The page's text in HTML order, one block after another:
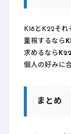
K18とK22そ
重視するなら
求めるなら K22
個人の好みに
まとめ